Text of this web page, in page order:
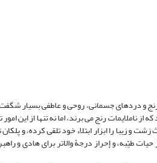
رنج و دردهای جسمانی، روحی و عاطفی بسیار
رنج می برند، اما نه تنها از این
زیبا را ابزار ابتلاء خود تلقی کرده، و
طیّبه، و إحراز درجۀ والاتر برای هادی و